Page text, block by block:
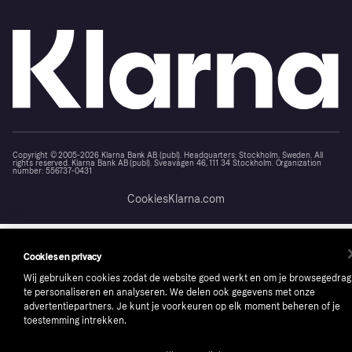
Copyright © 2005-2026 Klarna Bank AB (publ). Headquarters: Stockholm, Sweden. All
rights reserved. Klarna Bank AB (publ). Sveavägen 46, 111 34 Stockholm. Organization
number: 556737-0431
CookiesKlarna.com
Cookies en privacy
Wij gebruiken cookies zodat de website goed werkt en om je browsegedrag
te personaliseren en analyseren. We delen ook gegevens met onze
advertentiepartners. Je kunt je voorkeuren op elk moment beheren of je
toestemming intrekken.